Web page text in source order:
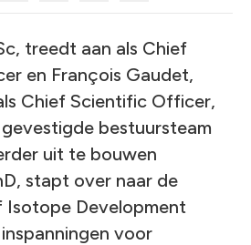
treedt aan als Chief
en François Gaudet,
Chief Scientific Officer,
bestuursteam
uit te bouwen
stapt over naar de
Isotope Development
voor